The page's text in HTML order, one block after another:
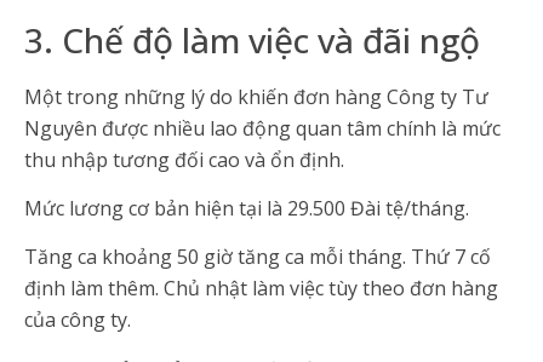
3. Chế độ làm việc và đãi ngộ
Một trong những lý do khiến đơn hàng Công ty Tư
Nguyên được nhiều lao động quan tâm chính là mức
thu nhập tương đối cao và ổn định.
Mức lương cơ bản hiện tại là 29.500 Đài tệ/tháng.
Tăng ca khoảng 50 giờ tăng ca mỗi tháng. Thứ 7 cố
định làm thêm. Chủ nhật làm việc tùy theo đơn hàng
của công ty.